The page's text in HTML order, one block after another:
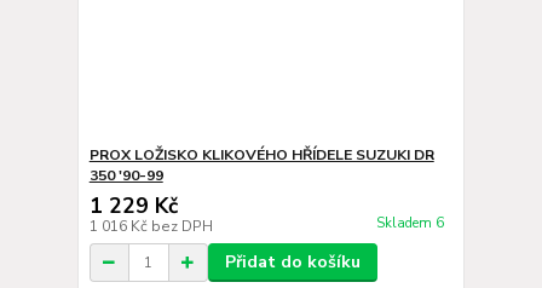
PROX LOŽISKO KLIKOVÉHO HŘÍDELE SUZUKI DR
350 '90-99
1 229 Kč
1 016 Kč bez DPH Skladem 6
Přidat do košíku